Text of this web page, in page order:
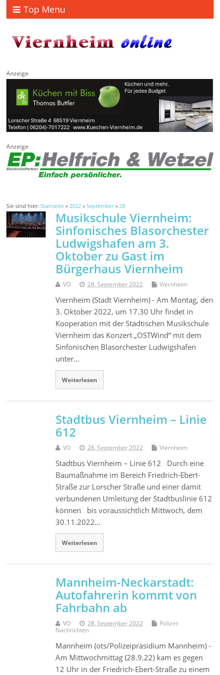
Top Menu
Anzeige
Anzeige
Sie sind hier:Startseite »2022 »September»28
Musikschule Viernheim:
Sinfonisches Blasorchester
Ludwigshafen am 3.
Oktober zu Gast im
Bürgerhaus Viernheim
VO 28. September 2022 Viernheim
Viernheim (Stadt Viernheim) - Am Montag, den
3. Oktober 2022, um 17.30 Uhr findet in
Kooperation mit der Städtischen Musikschule
Viernheim das Konzert „OSTWind“ mit dem
Sinfonischen Blasorchester Ludwigshafen
unter…
Weiterlesen
Stadtbus Viernheim – Linie
612
VO 28. September 2022 Viernheim
Stadtbus Viernheim – Linie 612 Durch eine
Baumaßnahme im Bereich Friedrich-Ebert-
Straße zur Lorscher Straße und einer damit
verbundenen Umleitung der Stadtbuslinie 612
können bis voraussichtlich Mittwoch, dem
30.11.2022…
Weiterlesen
Mannheim-Neckarstadt:
Autofahrerin kommt von
Fahrbahn ab
VO 28. September 2022
Polizei-
Nachrichten
Mannheim (ots/Polizeipräsidium Mannheim) -
Am Mittwochmittag (28.9.22) kam es gegen
12 Uhr in der Friedrich-Ebert-Straße zu einem